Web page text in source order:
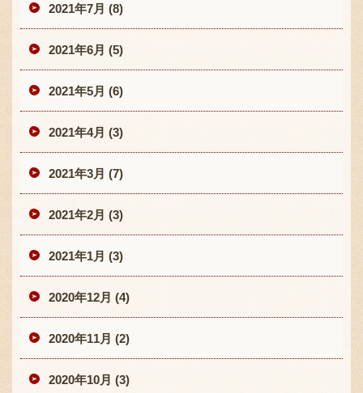
2021年7月 (8)
2021年6月 (5)
2021年5月 (6)
2021年4月 (3)
2021年3月 (7)
2021年2月 (3)
2021年1月 (3)
2020年12月 (4)
2020年11月 (2)
2020年10月 (3)